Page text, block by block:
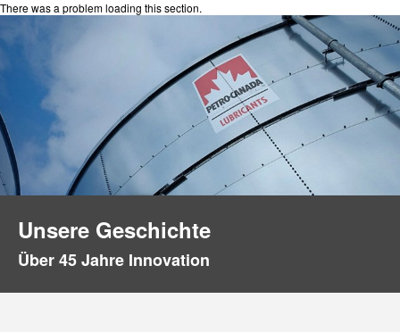
There was a problem loading this section.
Unsere Geschichte
Über 45 Jahre Innovation